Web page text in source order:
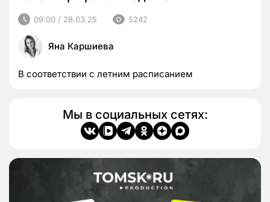
09:00 / 28.03.25 5242
Яна Каршиева
В соответствии с летним расписанием
Мы в социальных сетях: